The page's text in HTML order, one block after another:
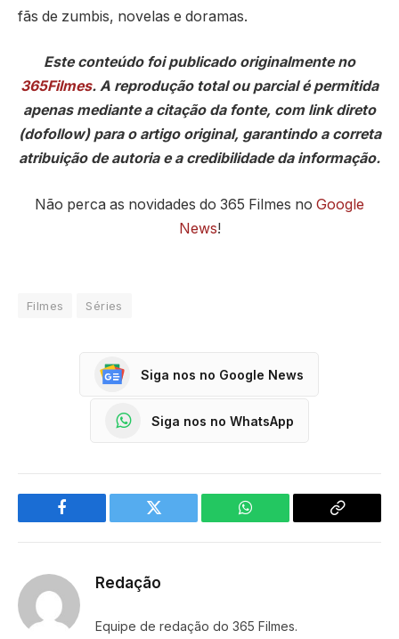
fãs de zumbis, novelas e doramas.
Este conteúdo foi publicado originalmente no
365Filmes. A reprodução total ou parcial é permitida
apenas mediante a citação da fonte, com link direto
(dofollow) para o artigo original, garantindo a correta
atribuição de autoria e a credibilidade da informação.
Não perca as novidades do 365 Filmes no Google
News!
Filmes Séries
Siga nos no Google News
Siga nos no WhatsApp
Facebook Twitter WhatsApp
Copy
Redação
Equipe de redação do 365 Filmes.